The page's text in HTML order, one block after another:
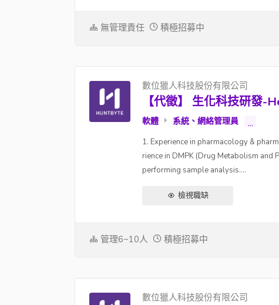
無管理責任 積極招募中
數位獵人科技股份有限公司
【代徵】 生化科技研發
軟體 系統、網絡管理員 ...
1. Experience in pharmacology &
rience in DMPK (Drug Metabolism and
performing sample analysis....
檢視職缺
管理6~10人 積極招募中
數位獵人科技股份有限公司